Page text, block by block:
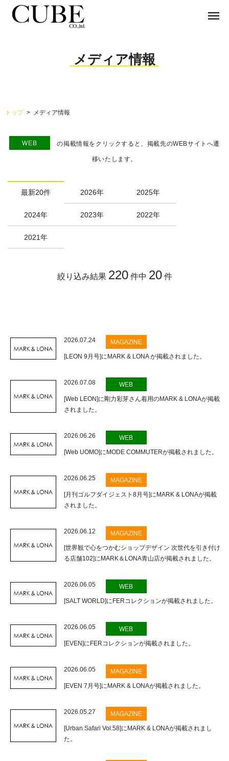
メディア情報
トップ メディア情報
WEB の掲載情報をクリックすると、掲載先のWEBサイトへ遷
移いたします。
最新20件 2026年 2025年
2024年 2023年 2022年
2021年
絞り込み結果 220件中 20件
2026.07.24
MAGAZINE
[LEON 9月号]にMARK & LONA が掲載されました。
2026.07.08
WEB
[Web LEON]に剛力彩芽さん着用のMARK & LONAが掲載
されました。
2026.06.26
WEB
[Web UOMO]にMODE COMMUTERが掲載されました。
2026.06.25
MAGAZINE
[月刊ゴルフダイジェスト8月号]にMARK & LONAが掲載
されました。
2026.06.12
MAGAZINE
[世界観で心をつかむショップデザイン 次世代を引き付け
る店舗102]にMARK＆LONA青山店が掲載されました。
2026.06.05
WEB
[SALT WORLD]にFERコレクションが掲載されました。
2026.06.05
WEB
[EVEN]にFERコレクションが掲載されました。
2026.06.05
MAGAZINE
[EVEN 7月号]にMARK & LONAが掲載されました。
2026.05.27
MAGAZINE
[Urban Safari Vol.58]にMARK & LONAが掲載されまし
た。